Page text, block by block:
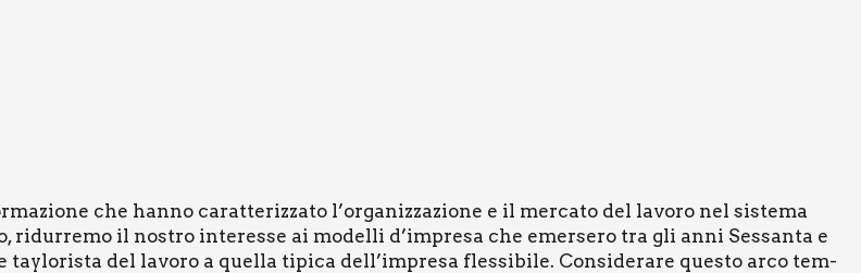
che han­no carat­te­riz­za­to l’organizzazione e il mer­ca­to del lavo­ro nel siste­ma
il nostro inte­res­se ai model­li d’impresa che emer­se­ro tra gli anni Ses­san­ta e
tay­lo­ri­sta del lavo­ro a quel­la tipi­ca dell’impresa fles­si­bi­le. Con­si­de­ra­re que­sto arco tem­